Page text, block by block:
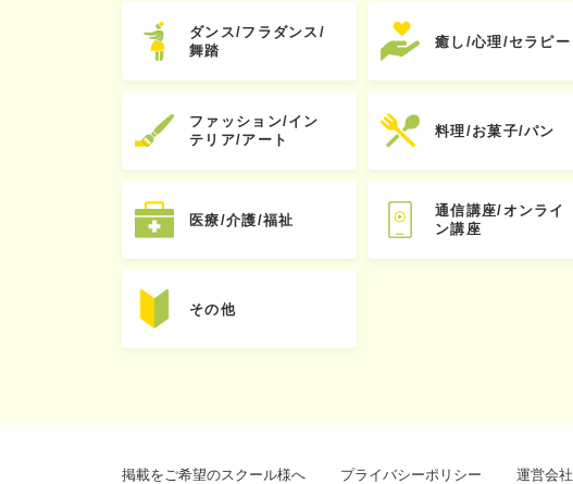
ダンス/フラダンス/
舞踏
癒し/心理/セラピー
ファッション/イン
テリア/アート
料理/お菓子/パン
医療/介護/福祉
通信講座/オンライ
ン講座
その他
掲載をご希望のスクール様へ プライバシーポリシー 運営会社